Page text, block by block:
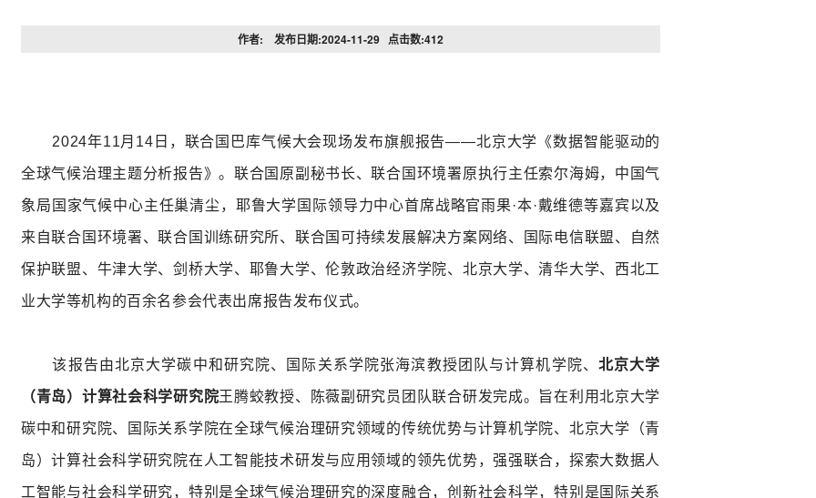
作者: 发布日期:2024-11-29 点击数:412
2024年11月 14 日，联合国巴库气候大会现场发布旗舰报告——北京大学《数据智能驱动的
全球气候治理主题分析报告》。联合国原副秘书长、联合国环境署原执行主任索尔海姆，中国气
象局国家气候中心主任巢清尘，耶鲁大学国际领导力中心首席战略官雨果 ·本·戴维德等嘉宾以及
来自联合国环境署、联合国训练研究所、联合国可持续发展解决方案网络、国际电信联盟、自然
保护联盟、牛津大学、剑桥大学、耶鲁大学、伦敦政治经济学院、北京大学、清华大学、西北工
业大学等机构的百余名参会代表出席报告发布仪式。
该报告由北京大学碳中和研究院、国际关系学院张海滨教授团队与计算机学院、 北京大学
（青岛）计算社会科学研究院王腾蛟教授、陈薇副研究员团队联合研发完成。旨在利用北京大学
碳中和研究院、国际关系学院在全球气候治理研究领域的传统优势与计算机学院、北京大学（青
岛）计算社会科学研究院在人工智能技术研发与应用领域的领先优势，强强联合，探索大数据人
工智能与社会科学研究，特别是全球气候治理研究的深度融合，创新社会科学，特别是国际关系